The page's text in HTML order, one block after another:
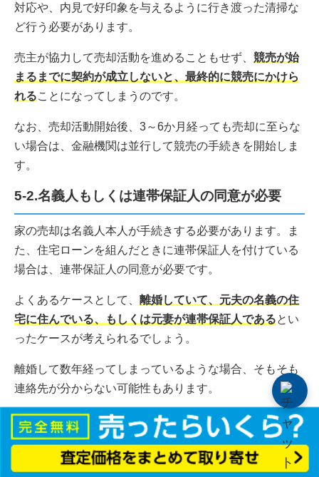
対応や、内見で好印象を与えるように行き渡った清掃な
ど行う必要があります。
売主が協力して売却活動を進めることもせず、 競売が始
まるまでに契約が成立しないと、最終的に競売にかけら
れることになってしまうのです。
なお、売却活動開始後、3～6か月経っても売却に至らな
い場合は、金融機関は並行して競売の手続きを開始しま
す。
5-2.名義人もしくは連帯保証人の同意が必要
家の売却は名義人本人が手続きする必要があります。ま
た、住宅ローンを組んだときに連帯保証人を付けている
場合は、連帯保証人の同意が必要です。
よくあるケースとして、 離婚していて、元夫の名義の住
宅に住んでいる、もしくは元妻が連帯保証人であるとい
ったケースが考えられるでしょう。
離婚して数年経ってしまっているような場合、そもそも
連絡先が分からない可能性もあります。
こうしたケースでは任意売却の手続きを進められなくな
ってしまう点に注意しなければなりません。